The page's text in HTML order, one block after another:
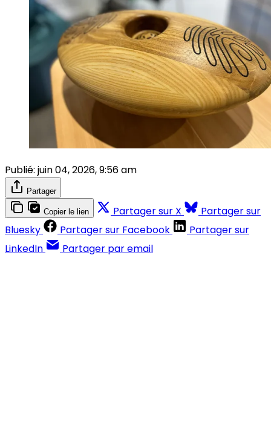
Publié: juin 04, 2026, 9:56 am
Partager
Copier le lien Partager sur X
Partager sur
Bluesky
Partager sur Facebook
Partager sur
LinkedIn
Partager par email